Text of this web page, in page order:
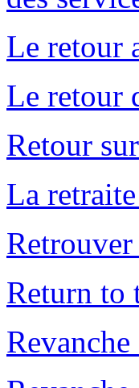
Le retour
Le retour
Retour
La
Return to